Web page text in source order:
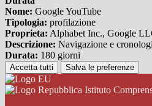
Nome: Google YouTube
Tipologia: profilazione
Proprieta: Alphabet Inc., Google
Descrizione: Navigazione e
Durata: 180 giorni
Accetta tutti Salva le preferenze
Istituto